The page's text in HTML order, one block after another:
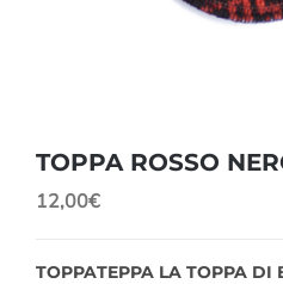
TOPPA ROSSO
12,00€
TOPPATEPPA LA TOPPA DI